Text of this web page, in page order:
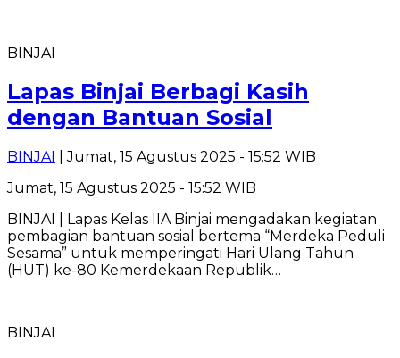
BINJAI
Lapas Binjai Berbagi Kasih
dengan Bantuan Sosial
BINJAI
| Jumat, 15 Agustus 2025 - 15:52 WIB
Jumat, 15 Agustus 2025 - 15:52 WIB
BINJAI | Lapas Kelas IIA Binjai mengadakan kegiatan
pembagian bantuan sosial bertema “Merdeka Peduli
Sesama” untuk memperingati Hari Ulang Tahun
(HUT) ke-80 Kemerdekaan Republik…
BINJAI